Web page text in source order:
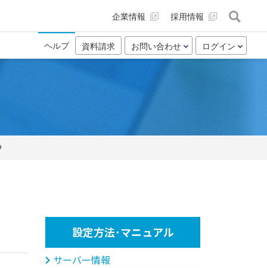
企業情報 採用情報
ヘルプ 資料請求 お問い合わせ ログイン
設定方法･マニュアル
サーバー情報